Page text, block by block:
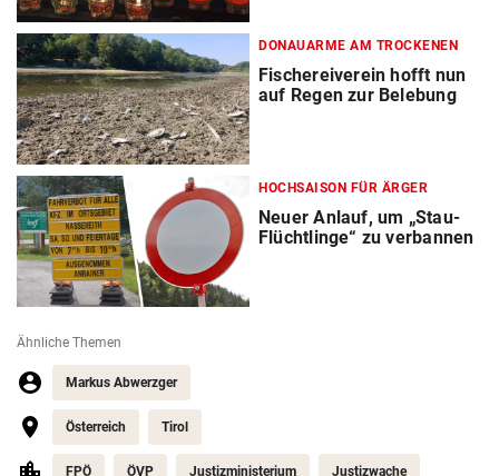
DONAUARME AM TROCKENEN
Fischereiverein hofft nun
auf Regen zur Belebung
HOCHSAISON FÜR ÄRGER
Neuer Anlauf, um „Stau-
Flüchtlinge“ zu verbannen
Ähnliche Themen
Markus Abwerzger
Österreich Tirol
FPÖ ÖVP Justizministerium Justizwache